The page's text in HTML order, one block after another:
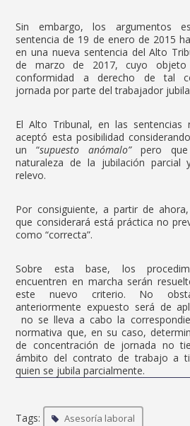
Sin embargo, los argumentos
sentencia de 19 de enero de 2015
en una nueva sentencia del Alto
de marzo de 2017, cuyo
conformidad a derecho de tal
jornada por parte del trabajador
El Alto Tribunal, en las sentencias
aceptó esta posibilidad
un “supuesto anómalo”pero que
naturaleza de la jubilación
relevo.
Por consiguiente, a partir de
que considerará está práctica no
como “correcta”.
Sobre esta base, los
encuentren en marcha serán
este nuevo criterio. No
anteriormente expuesto será de
no se lleva a cabo la
normativa que, en su caso,
de concentración de jornada no
ámbito del contrato de trabajo a
quien se jubila parcialmente.
Tags: Asesoría laboral